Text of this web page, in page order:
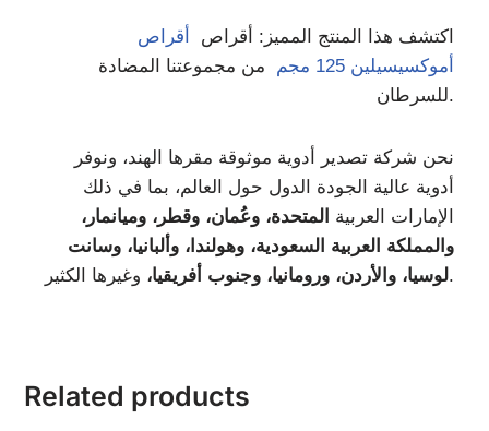
اكتشف هذا المنتج المميز: أقراص
أقراص
أموكسيسيلين 125 مجم
من مجموعتنا المضادة
للسرطان.
نحن شركة تصدير أدوية موثوقة مقرها الهند، ونوفر
أدوية عالية الجودة الدول حول العالم، بما في ذلك
الإمارات العربية المتحدة، وعُمان، وقطر، وميانمار،
والمملكة العربية السعودية، وهولندا، وألبانيا، وسانت
لوسيا، والأردن، ورومانيا، وجنوب أفريقيا،وغيرها الكثير.
Related products